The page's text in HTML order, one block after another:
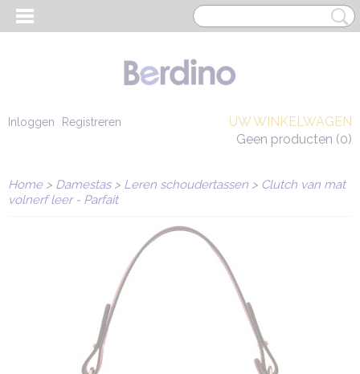
Inloggen Registreren
UW WINKELWAGEN
Geen producten (0)
Home> Damestas> Leren schoudertassen > Clutch van mat
volnerf leer - Parfait